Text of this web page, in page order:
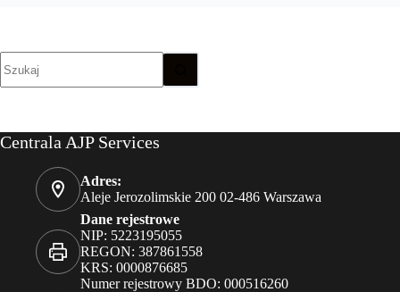
wyników
Centrala AJP Services
Adres:
Aleje Jerozolimskie 200 02-486 Warszawa
Dane rejestrowe
NIP: 5223195055
REGON: 387861558
KRS: 0000876685
Numer rejestrowy BDO: 000516260